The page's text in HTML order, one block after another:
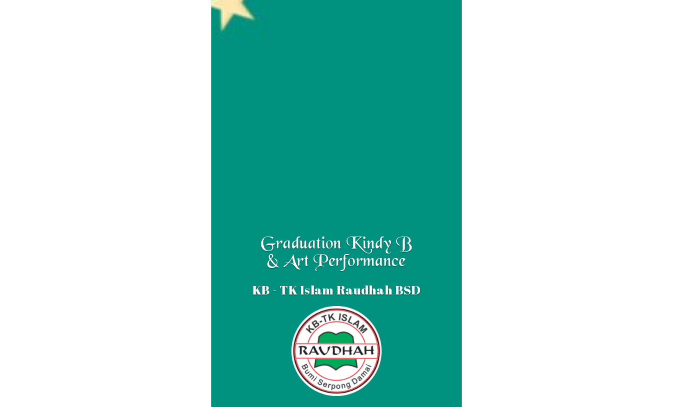
Graduation Kindy B
& Art Performance
KB - TK Islam Raudhah BSD